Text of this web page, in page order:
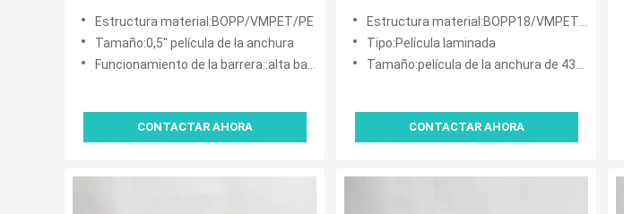
acondicionamiento de los alimentos
de la almendra 0.63OZ Logo
Printed
Estructura material:BOPP/VMPET/PE
Tamaño:0,5" película de la anchura
Funcionamiento de la barrera::alta barrera al vapor y al oxígeno de agua
CONTACTAR AHORA
plástico del plástico de embalar del
acondicionamiento de los alimentos
Estructura material:BOPP18/VMPET12/PE80
Tipo:Película laminada
Tamaño:película de la anchura de 432m m
CONTACTAR AHORA